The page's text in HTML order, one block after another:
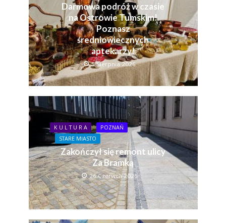
Darmowa podróż w czasie
na Ostrowie Tumskim!
Poznasz
średniowiecznych
aptekarzy!
5 Sierpnia 2026
K U L T U R A
POZNAŃ
STARE MIASTO
Zakończył się remont ulicy
Za Bramką
26 Czerwca 2026